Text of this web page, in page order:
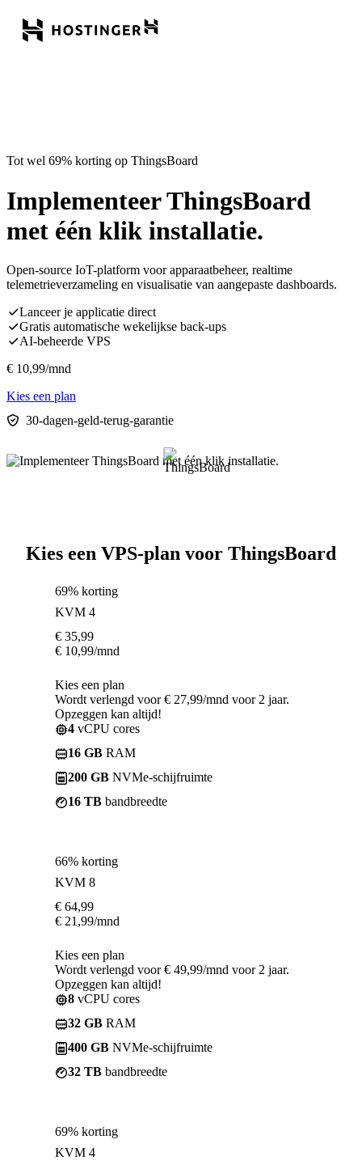
Tot wel 69% korting op ThingsBoard
Implementeer ThingsBoard
met één klik installatie.
Open-source IoT-platform voor apparaatbeheer, realtime
telemetrieverzameling en visualisatie van aangepaste dashboards.
Lanceer je applicatie direct
Gratis automatische wekelijkse back-ups
AI-beheerde VPS
€ 10,99/mnd
Kies een plan
30-dagen-geld-terug-garantie
Kies een VPS-plan voor ThingsBoard
69% korting
KVM 4
€ 35,99
€ 10,99/mnd
Kies een plan
Wordt verlengd voor € 27,99/mnd voor 2 jaar.
Opzeggen kan altijd!
4 vCPU cores
16 GB RAM
200 GB NVMe-schijfruimte
16 TB bandbreedte
66% korting
KVM 8
€ 64,99
€ 21,99/mnd
Kies een plan
Wordt verlengd voor € 49,99/mnd voor 2 jaar.
Opzeggen kan altijd!
8 vCPU cores
32 GB RAM
400 GB NVMe-schijfruimte
32 TB bandbreedte
69% korting
KVM 4